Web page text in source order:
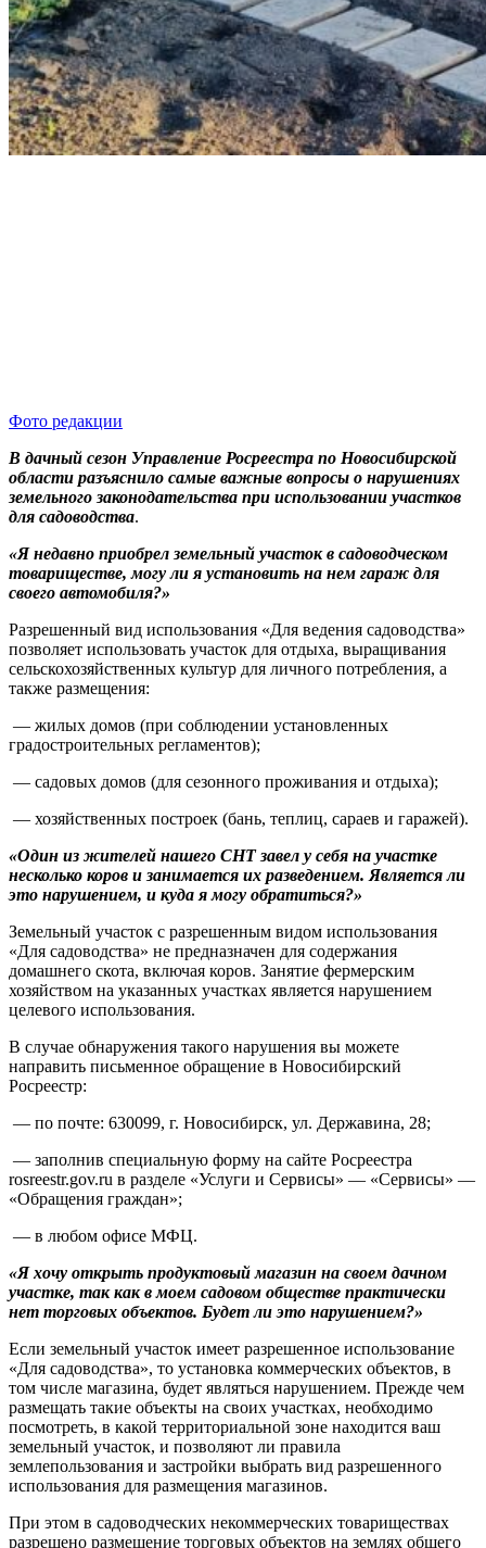
Фото редакции
В дачный сезон Управление Росреестра по Новосибирской
области разъяснило самые важные вопросы о нарушениях
земельного законодательства при использовании участков
для садоводства.
«Я недавно приобрел земельный участок в садоводческом
товариществе, могу ли я установить на нем гараж для
своего автомобиля?»
Разрешенный вид использования «Для ведения садоводства»
позволяет использовать участок для отдыха, выращивания
сельскохозяйственных культур для личного потребления, а
также размещения:
— жилых домов (при соблюдении установленных
градостроительных регламентов);
— садовых домов (для сезонного проживания и отдыха);
— хозяйственных построек (бань, теплиц, сараев и гаражей).
«Один из жителей нашего СНТ завел у себя на участке
несколько коров и занимается их разведением. Является ли
это нарушением, и куда я могу обратиться?»
Земельный участок с разрешенным видом использования
«Для садоводства» не предназначен для содержания
домашнего скота, включая коров. Занятие фермерским
хозяйством на указанных участках является нарушением
целевого использования.
В случае обнаружения такого нарушения вы можете
направить письменное обращение в Новосибирский
Росреестр:
— по почте: 630099, г. Новосибирск, ул. Державина, 28;
— заполнив специальную форму на сайте Росреестра
rosreestr.gov.ru в разделе «Услуги и Сервисы» — «Сервисы» —
«Обращения граждан»;
— в любом офисе МФЦ.
«Я хочу открыть продуктовый магазин на своем дачном
участке, так как в моем садовом обществе практически
нет торговых объектов. Будет ли это нарушением?»
Если земельный участок имеет разрешенное использование
«Для садоводства», то установка коммерческих объектов, в
том числе магазина, будет являться нарушением. Прежде чем
размещать такие объекты на своих участках, необходимо
посмотреть, в какой территориальной зоне находится ваш
земельный участок, и позволяют ли правила
землепользования и застройки выбрать вид разрешенного
использования для размещения магазинов.
При этом в садоводческих некоммерческих товариществах
разрешено размещение торговых объектов на землях общего